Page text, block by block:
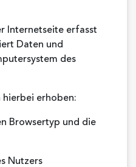
Internetseite erfasst
Daten und
des
hierbei erhoben:
Browsertyp und die
Nutzers